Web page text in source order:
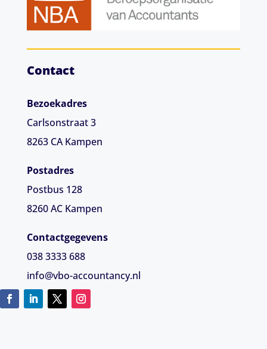
Contact
Bezoekadres
Carlsonstraat 3
8263 CA Kampen
Postadres
Postbus 128
8260 AC Kampen
Contactgegevens
038 3333 688
info@vbo-accountancy.nl